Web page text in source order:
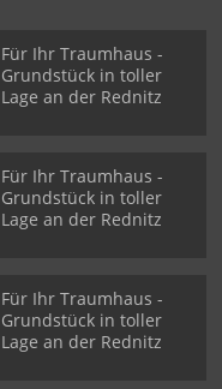
Für Ihr Traumhaus -
Grundstück in toller
Lage an der Rednitz
Für Ihr Traumhaus -
Grundstück in toller
Lage an der Rednitz
Für Ihr Traumhaus -
Grundstück in toller
Lage an der Rednitz